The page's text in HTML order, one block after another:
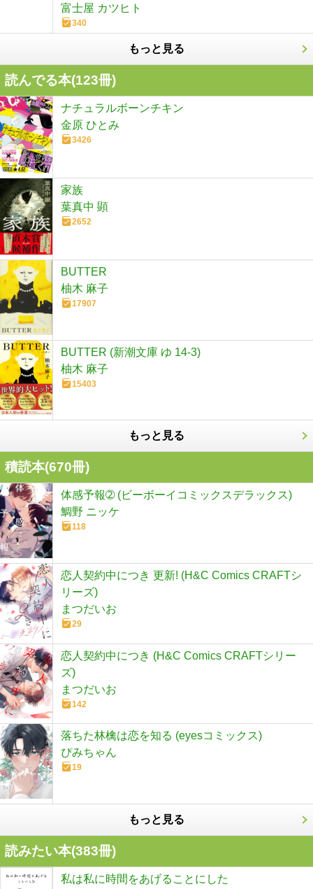
富士屋 カツヒト
340
もっと見る
読んでる本(123冊)
ナチュラルボーンチキン
金原 ひとみ
3426
家族
葉真中 顕
2652
BUTTER
柚木 麻子
17907
BUTTER (新潮文庫 ゆ 14-3)
柚木 麻子
15403
もっと見る
積読本(670冊)
体感予報➁ (ビーボーイコミックスデラックス)
鯛野 ニッケ
118
恋人契約中につき 更新! (H&C Comics CRAFTシ
リーズ)
まつだいお
29
恋人契約中につき (H&C Comics CRAFTシリー
ズ)
まつだいお
142
落ちた林檎は恋を知る (eyesコミックス)
ぴみちゃん
19
もっと見る
読みたい本(383冊)
私は私に時間をあげることにした